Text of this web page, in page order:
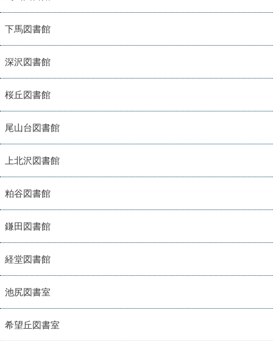
下馬図書館
深沢図書館
桜丘図書館
尾山台図書館
上北沢図書館
粕谷図書館
鎌田図書館
経堂図書館
池尻図書室
希望丘図書室